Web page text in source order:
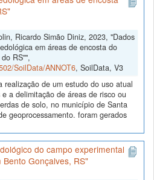
Ricardo Simão Diniz, 2023, "Dados
em áreas de encosta do
RS"",
SoilData/ANNOT6, SoilData, V3
de um estudo do uso atual
a delimitação de áreas de risco ou
de solo, no município de Santa
geoprocessamento. foram gerados
do campo experimental
Gonçalves, RS"